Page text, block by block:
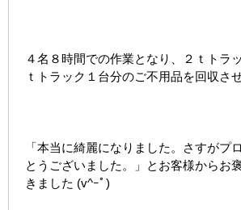
４名８時間での作業となり、２ｔトラ
ｔトラック１台分のご不用品を回収さ
「本当に綺麗になりました。さすがプ
とうございました。」とお客様からお
きました (v^ｰﾟ)